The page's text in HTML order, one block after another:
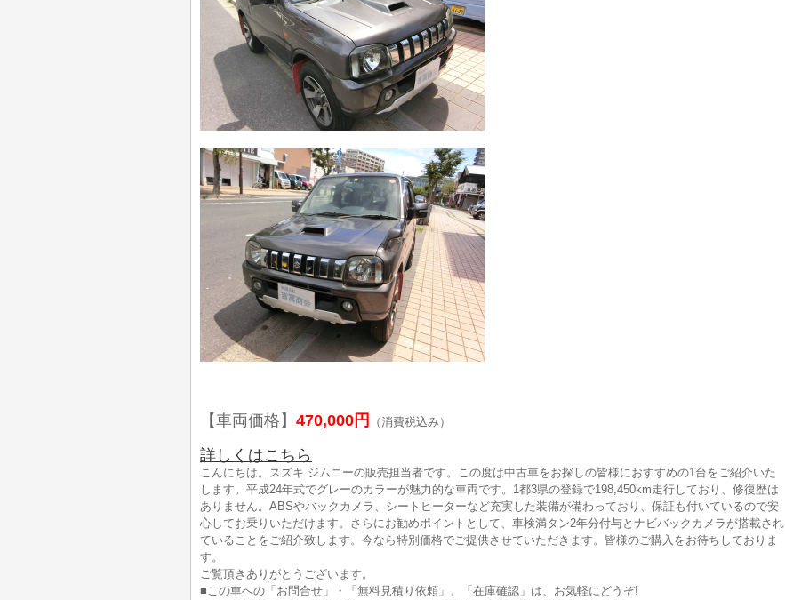
【車両価格】 470,000円 （消費税込み）
詳しくはこちら
こんにちは。スズキ ジムニーの販売担当者です。この度は中古車をお探しの皆様におすすめの1台をご紹介いた
します。平成24年式でグレーのカラーが魅力的な車両です。1都3県の登録で198,450km走行しており、修復歴は
ありません。ABSやバックカメラ、シートヒーターなど充実した装備が備わっており、保証も付いているので安
心してお乗りいただけます。さらにお勧めポイントとして、車検満タン2年分付与とナビバックカメラが搭載され
ていることをご紹介致します。今なら特別価格でご提供させていただきます。皆様のご購入をお待ちしておりま
す。
ご覧頂きありがとうございます。
■この車への「お問合せ」・「無料見積り依頼」、「在庫確認」は、お気軽にどうぞ!